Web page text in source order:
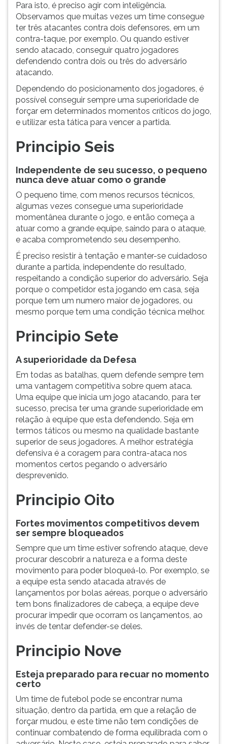
Para isto, é preciso agir com inteligência.
Observamos que muitas vezes um time consegue
ter três atacantes contra dois defensores, em um
contra-taque, por exemplo. Ou quando estiver
sendo atacado, conseguir quatro jogadores
defendendo contra dois ou três do adversário
atacando.
Dependendo do posicionamento dos jogadores, é
possível conseguir sempre uma superioridade de
forçar em determinados momentos críticos do jogo,
e utilizar esta tática para vencer a partida.
Principio Seis
Independente de seu sucesso, o pequeno
nunca deve atuar como o grande
O pequeno time, com menos recursos técnicos,
algumas vezes consegue uma superioridade
momentânea durante o jogo, e então começa a
atuar como a grande equipe, saindo para o ataque,
e acaba comprometendo seu desempenho.
É preciso resistir à tentação e manter-se cuidadoso
durante a partida, independente do resultado,
respeitando a condição superior do adversário. Seja
porque o competidor esta jogando em casa, seja
porque tem um numero maior de jogadores, ou
mesmo porque tem uma condição técnica melhor.
Principio Sete
A superioridade da Defesa
Em todas as batalhas, quem defende sempre tem
uma vantagem competitiva sobre quem ataca.
Uma equipe que inicia um jogo atacando, para ter
sucesso, precisa ter uma grande superioridade em
relação à equipe que esta defendendo. Seja em
termos táticos ou mesmo na qualidade bastante
superior de seus jogadores. A melhor estratégia
defensiva é a coragem para contra-ataca nos
momentos certos pegando o adversário
desprevenido.
Principio Oito
Fortes movimentos competitivos devem
ser sempre bloqueados
Sempre que um time estiver sofrendo ataque, deve
procurar descobrir a natureza e a forma deste
movimento para poder bloqueá-lo. Por exemplo, se
a equipe esta sendo atacada através de
lançamentos por bolas aéreas, porque o adversário
tem bons finalizadores de cabeça, a equipe deve
procurar impedir que ocorram os lançamentos, ao
invés de tentar defender-se deles.
Principio Nove
Esteja preparado para recuar no momento
certo
Um time de futebol pode se encontrar numa
situação, dentro da partida, em que a relação de
forçar mudou, e este time não tem condições de
continuar combatendo de forma equilibrada com o